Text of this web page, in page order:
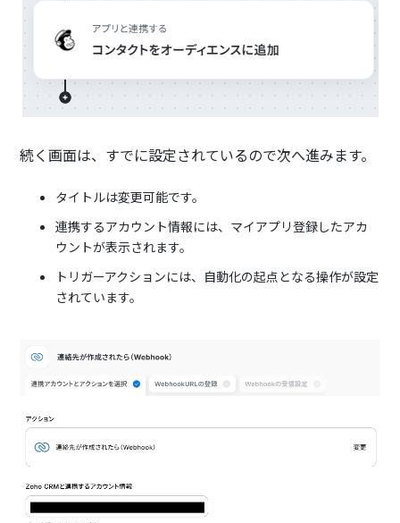
続く画面は、すでに設定されているので次へ進みます。
タイトルは変更可能です。
連携するアカウント情報には、マイアプリ登録したアカ
ウントが表示されます。
トリガーアクションには、自動化の起点となる操作が設定
されています。